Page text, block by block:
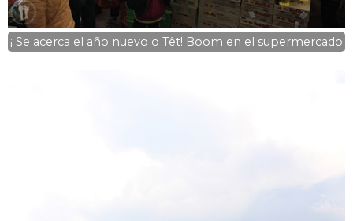
¡ Se acerca el año nuevo o Têt! Boom en el supermercado